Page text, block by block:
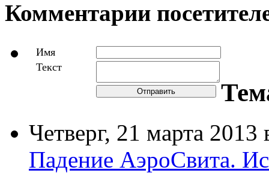
Комментарии
Имя
Текст
Отправить
Четверг, 21 марта 2013
Падение АэроСвита.